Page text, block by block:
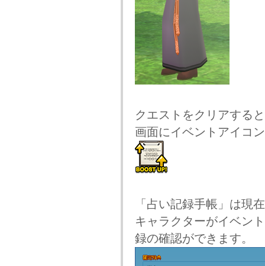
クエストをクリアする
画面にイベントアイコ
「占い記録手帳」は現
キャラクターがイベン
録の確認ができます。